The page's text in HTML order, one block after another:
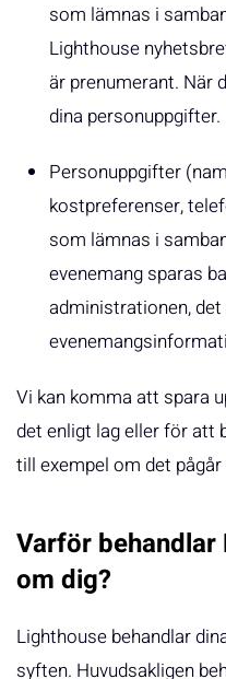
som lämnas i
Lighthouse
är prenumerant. När
dina personuppgifter.
Personuppgifter
kostpreferenser,
som lämnas i
evenemang sparas
administrationen,
Vi kan komma att spara
det enligt lag eller för att
till exempel om det
Varför
om dig?
Lighthouse behandlar
syften. Huvudsakligen